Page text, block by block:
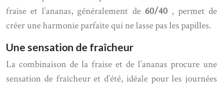
fraise et l’ananas, généralement de 60/40 , permet de
créer une harmonie parfaite qui ne lasse pas les papilles.
Une sensation de fraîcheur
La combinaison de la fraise et de l’ananas procure une
sensation de fraîcheur et d’été, idéale pour les journées